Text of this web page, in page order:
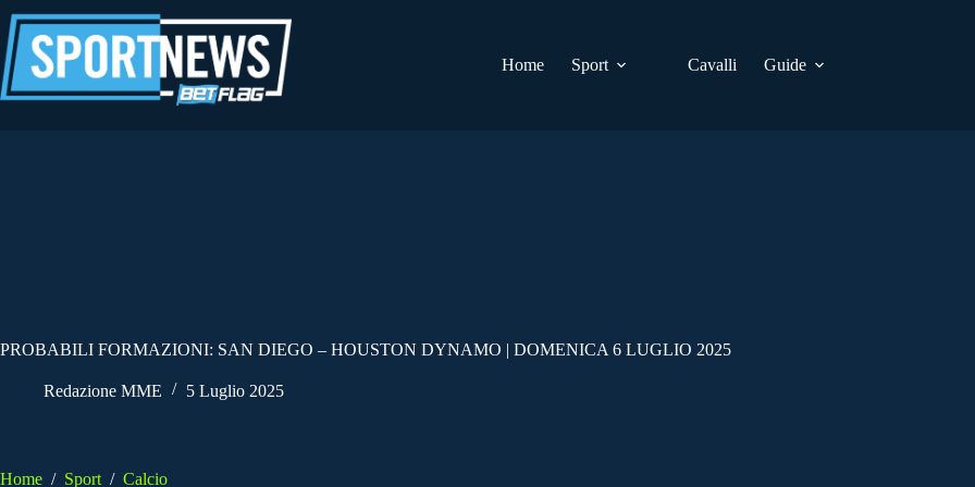
al
contenuto
Home
Sport Cavalli Guide
PROBABILI FORMAZIONI: SAN DIEGO – HOUSTON DYNAMO | DOMENICA 6 LUGLIO 2025
Redazione MME 5 Luglio 2025
Home / Sport / Calcio